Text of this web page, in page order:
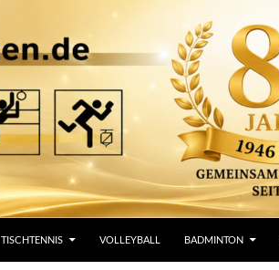
TISCHTENNIS VOLLEYBALL BADMINTON